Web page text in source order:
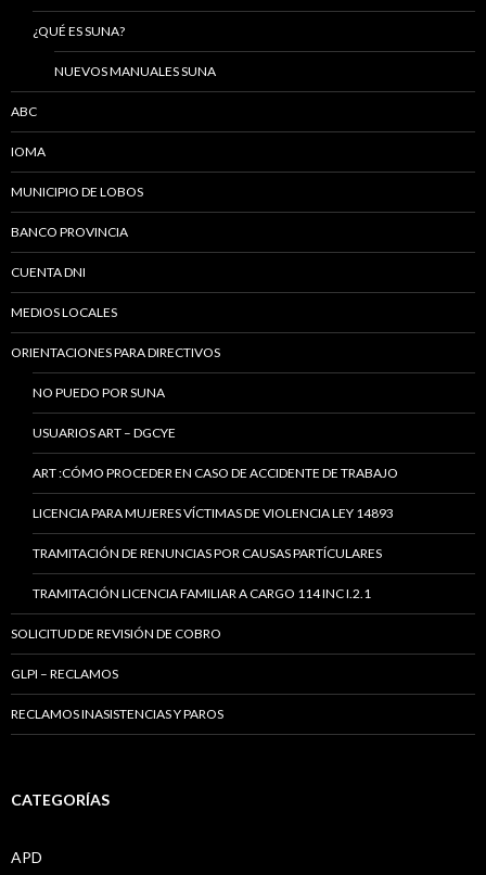
¿QUÉ ES SUNA?
NUEVOS MANUALES SUNA
ABC
IOMA
MUNICIPIO DE LOBOS
BANCO PROVINCIA
CUENTA DNI
MEDIOS LOCALES
ORIENTACIONES PARA DIRECTIVOS
NO PUEDO POR SUNA
USUARIOS ART – DGCYE
ART :CÓMO PROCEDER EN CASO DE ACCIDENTE DE TRABAJO
LICENCIA PARA MUJERES VÍCTIMAS DE VIOLENCIA LEY 14893
TRAMITACIÓN DE RENUNCIAS POR CAUSAS PARTÍCULARES
TRAMITACIÓN LICENCIA FAMILIAR A CARGO 114 INC I.2.1
SOLICITUD DE REVISIÓN DE COBRO
GLPI – RECLAMOS
RECLAMOS INASISTENCIAS Y PAROS
CATEGORÍAS
APD